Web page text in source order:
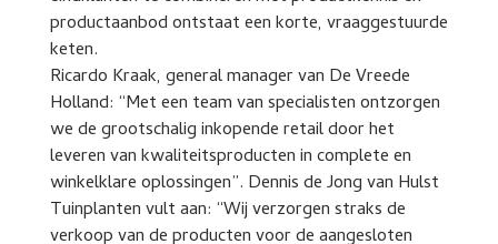
productaanbod ontstaat een korte, vraaggestuurde
keten.
Ricardo Kraak, general manager van De Vreede
Holland: “Met een team van specialisten ontzorgen
we de grootschalig inkopende retail door het
leveren van kwaliteitsproducten in complete en
winkelklare oplossingen”. Dennis de Jong van Hulst
Tuinplanten vult aan: “Wij verzorgen straks de
verkoop van de producten voor de aangesloten